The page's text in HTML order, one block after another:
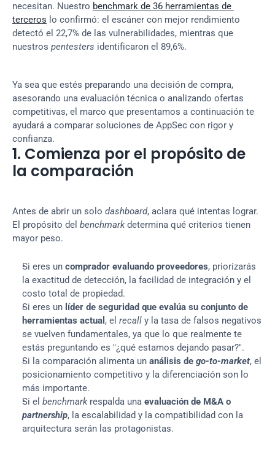
necesitan. Nuestro benchmark de 36 herramientas de
terceros lo confirmó: el escáner con mejor rendimiento
detectó el 22,7% de las vulnerabilidades, mientras que
nuestros pentesters identificaron el 89,6%.
Ya sea que estés preparando una decisión de compra,
asesorando una evaluación técnica o analizando ofertas
competitivas, el marco que presentamos a continuación te
ayudará a comparar soluciones de AppSec con rigor y
confianza.
1. Comienza por el propósito de
la comparación
Antes de abrir un solo dashboard, aclara qué intentas lograr.
El propósito del benchmark determina qué criterios tienen
mayor peso.
Si eres un comprador evaluando proveedores, priorizarás
la exactitud de detección, la facilidad de integración y el
costo total de propiedad.
Si eres un líder de seguridad que evalúa su conjunto de
herramientas actual , el recall y la tasa de falsos negativos
se vuelven fundamentales, ya que lo que realmente te
estás preguntando es "¿qué estamos dejando pasar?".
Si la comparación alimenta un análisis de go-to-market, el
posicionamiento competitivo y la diferenciación son lo
más importante.
Si el benchmark respalda una
partnership, la escalabilidad y la compatibilidad con la
arquitectura serán las protagonistas.